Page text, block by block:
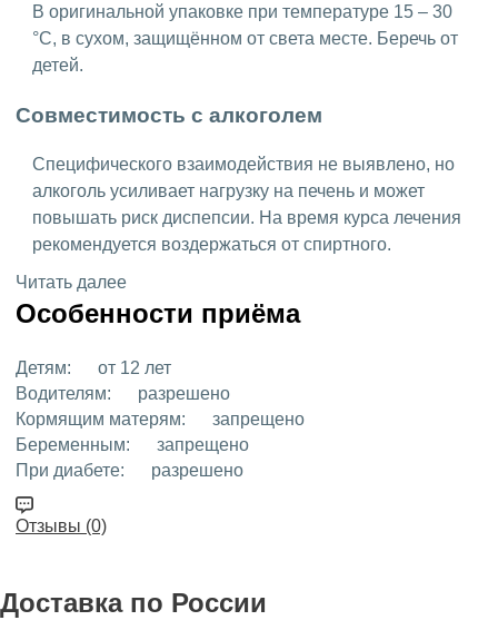
В оригинальной упаковке при температуре 15 – 30
°C, в сухом, защищённом от света месте. Беречь от
детей.
Совместимость с алкоголем
Специфического взаимодействия не выявлено, но
алкоголь усиливает нагрузку на печень и может
повышать риск диспепсии. На время курса лечения
рекомендуется воздержаться от спиртного.
Читать далее
Особенности приёма
Детям:
от 12 лет
Водителям:
разрешено
Кормящим матерям:
запрещено
Беременным:
запрещено
При диабете:
разрешено
Отзывы (0)
Доставка по России